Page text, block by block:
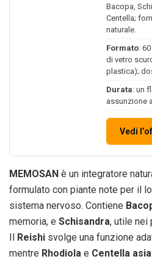
Bacopa,
Centella;
naturale.
Formato:
di vetro
plastica);
Durata: un
assunzione
Vedi
MEMOSAN è un integratore
formulato con piante note per il
sistema nervoso. Contiene
memoria, e Schisandra, utile nei
Il Reishi svolge una funzione
mentre Rhodiola e Centella